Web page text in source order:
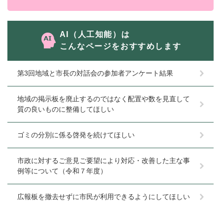
AI（人工知能）は
こんなページをおすすめします
第3回地域と市長の対話会の参加者アンケート結果
地域の掲示板を廃止するのではなく配置や数を見直して
質の良いものに整備してほしい
ゴミの分別に係る啓発を続けてほしい
市政に対するご意見ご要望により対応・改善した主な事
例等について（令和７年度）
広報板を撤去せずに市民が利用できるようにしてほしい